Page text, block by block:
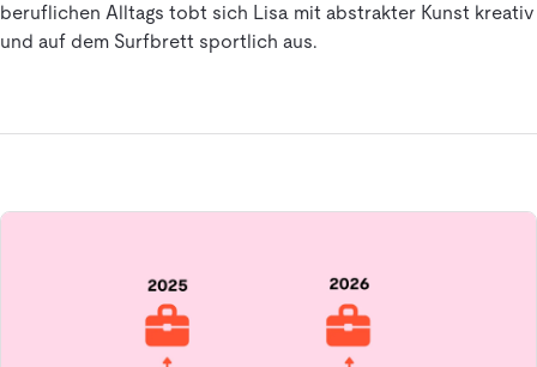
beruflichen Alltags tobt sich Lisa mit abstrakter Kunst kreativ
und auf dem Surfbrett sportlich aus.